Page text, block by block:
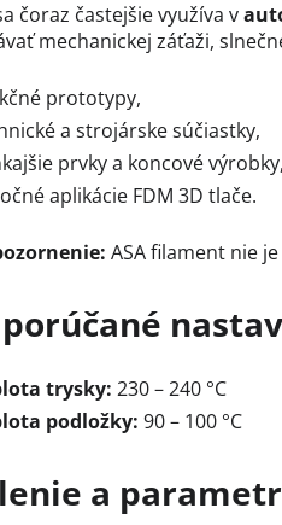
čoraz častejšie využíva v
mechanickej záťaži,
prototypy,
a strojárske súčiastky,
prvky a koncové výrobky,
aplikácie FDM 3D tlače.
ASA filament nie
trysky: 230 – 240 °C
podložky: 90 – 100 °C
a